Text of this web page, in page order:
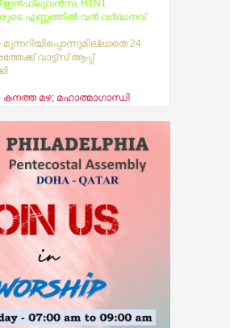
ഇൻഫ്ലുവൻസ, H1N1
എണ്ണത്തിൽ വൻ വർദ്ധനവ്
മുന്നറിയിപ്പൊന്നുമില്ലാതെ 24
വാട്ട്സ് ആപ്പ്
കനത്ത മഴ; മഹാത്മാഗാന്ധി
സ്ഥിതിഗതികൾ
എന്ന് മുഖ്യമന്ത്രി വി.ഡി.
ആകാശത്ത് വെച്ച് വിമാനത്തിന്റെ